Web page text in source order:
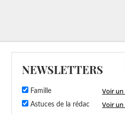
NEWSLETTERS
Famille Voir
Astuces de la rédac Voir